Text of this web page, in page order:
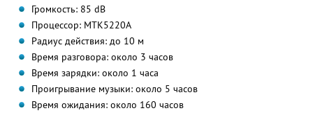
Громкость: 85 dB
Процессор: MTK5220A
Радиус действия: до 10 м
Время разговора: около 3 часов
Время зарядки: около 1 часа
Проигрывание музыки: около 5 часов
Время ожидания: около 160 часов